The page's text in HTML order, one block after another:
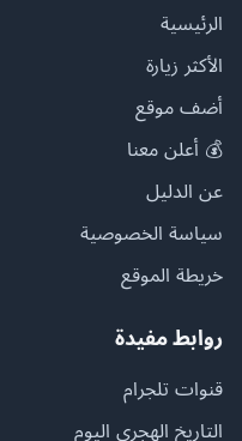
الرئيسية
الأكثر زيارة
أضف موقع
💰 أعلن معنا
عن الدليل
سياسة الخصوصية
خريطة الموقع
روابط مفيدة
قنوات تلجرام
التاريخ الهجري اليوم